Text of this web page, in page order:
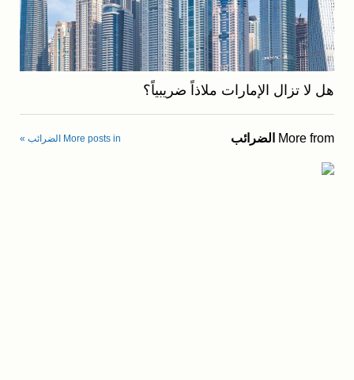
هل لا تزال الإمارات ملاذاً ضريبياً؟
More from الضرائب More posts in الضرائب »